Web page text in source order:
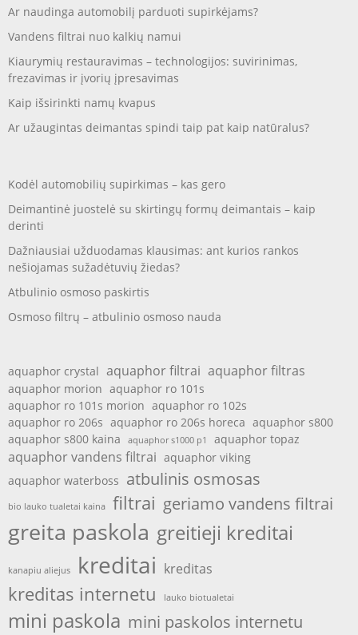
Ar naudinga automobilį parduoti supirkėjams?
Vandens filtrai nuo kalkių namui
Kiaurymių restauravimas – technologijos: suvirinimas,
frezavimas ir įvorių įpresavimas
Kaip išsirinkti namų kvapus
Ar užaugintas deimantas spindi taip pat kaip natūralus?
Kodėl automobilių supirkimas – kas gero
Deimantinė juostelė su skirtingų formų deimantais – kaip
derinti
Dažniausiai užduodamas klausimas: ant kurios rankos
nešiojamas sužadėtuvių žiedas?
Atbulinio osmoso paskirtis
Osmoso filtrų – atbulinio osmoso nauda
aquaphor crystal aquaphor filtrai aquaphor filtras
aquaphor morion aquaphor ro 101s
aquaphor ro 101s morion aquaphor ro 102s
aquaphor ro 206s aquaphor ro 206s horeca aquaphor s800
aquaphor s800 kaina
aquaphor s1000 p1 aquaphor topaz
aquaphor vandens filtrai aquaphor viking
aquaphor waterboss atbulinis osmosas
bio lauko tualetai kaina filtrai geriamo vandens filtrai
greita paskola greitieji kreditai
kanapiu aliejus kreditai kreditas
kreditas internetu lauko biotualetai
mini paskola mini paskolos internetu